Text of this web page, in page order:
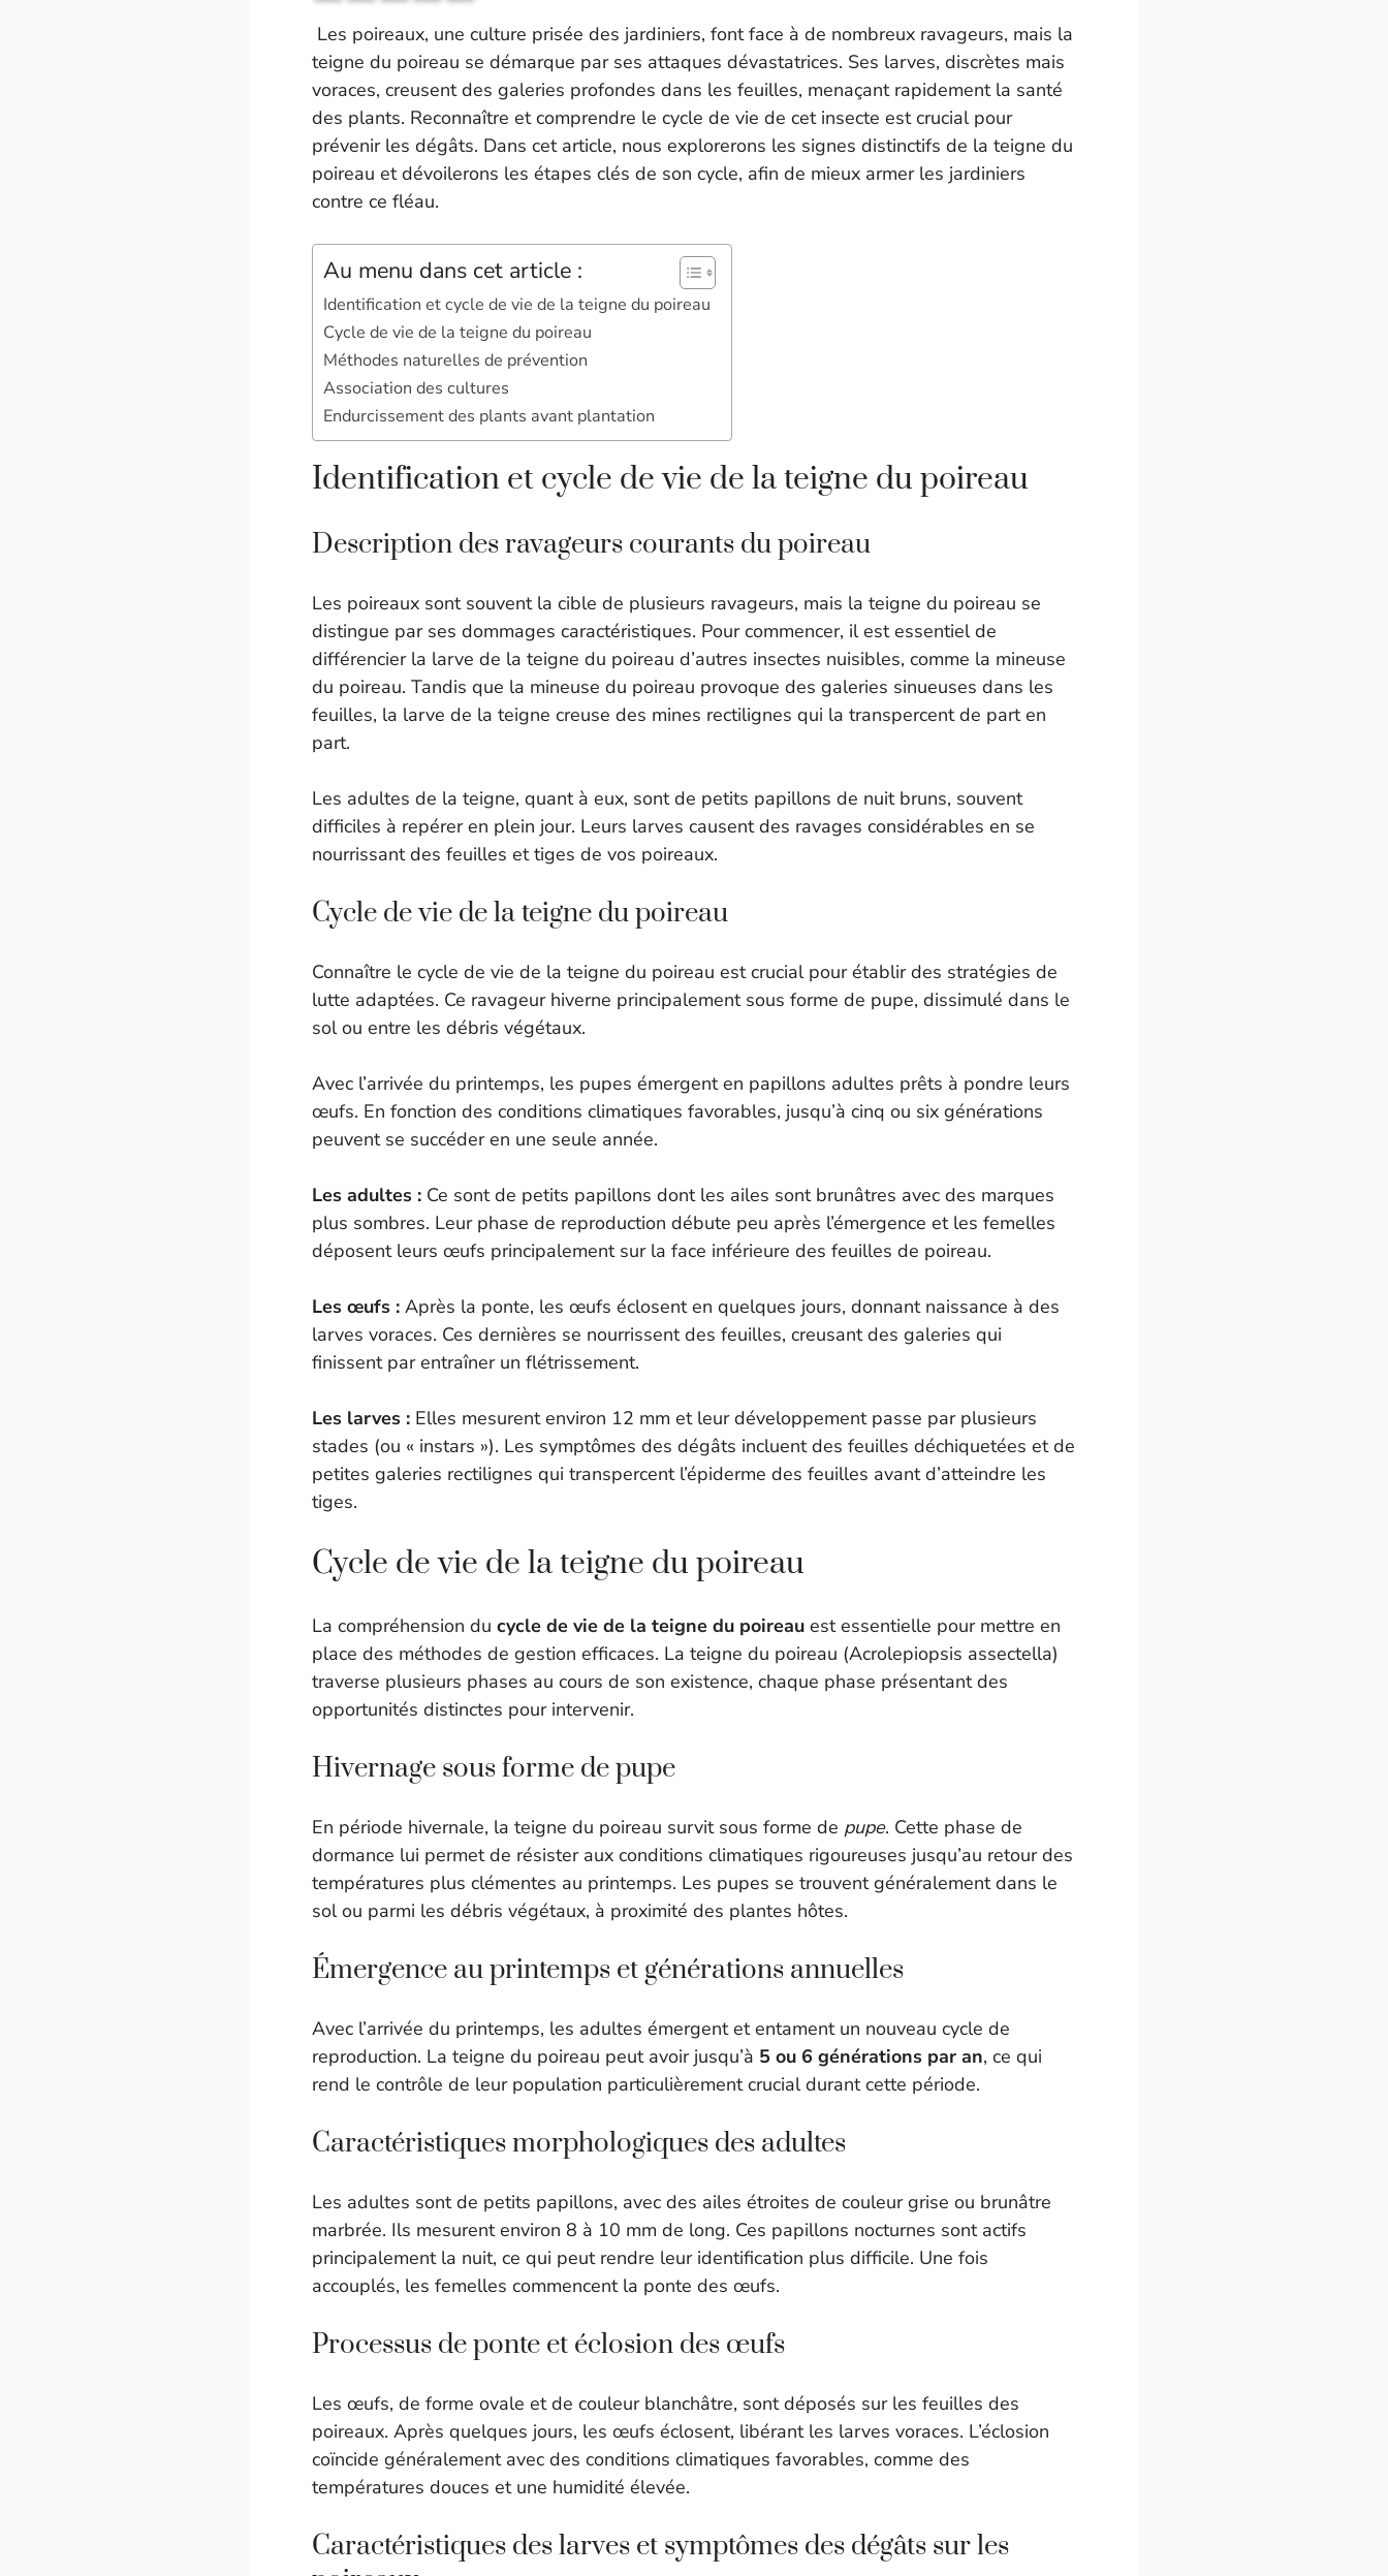
Les poireaux, une culture prisée des jardiniers, font face à de nombreux ravageurs, mais la
teigne du poireau se démarque par ses attaques dévastatrices. Ses larves, discrètes mais
voraces, creusent des galeries profondes dans les feuilles, menaçant rapidement la santé
des plants. Reconnaître et comprendre le cycle de vie de cet insecte est crucial pour
prévenir les dégâts. Dans cet article, nous explorerons les signes distinctifs de la teigne du
poireau et dévoilerons les étapes clés de son cycle, afin de mieux armer les jardiniers
contre ce fléau.
Au menu dans cet article :
Identification et cycle de vie de la teigne du poireau
Cycle de vie de la teigne du poireau
Méthodes naturelles de prévention
Association des cultures
Endurcissement des plants avant plantation
Identification et cycle de vie de la teigne du poireau
Description des ravageurs courants du poireau
Les poireaux sont souvent la cible de plusieurs ravageurs, mais la teigne du poireau se
distingue par ses dommages caractéristiques. Pour commencer, il est essentiel de
différencier la larve de la teigne du poireau d’autres insectes nuisibles, comme la mineuse
du poireau. Tandis que la mineuse du poireau provoque des galeries sinueuses dans les
feuilles, la larve de la teigne creuse des mines rectilignes qui la transpercent de part en
part.
Les adultes de la teigne, quant à eux, sont de petits papillons de nuit bruns, souvent
difficiles à repérer en plein jour. Leurs larves causent des ravages considérables en se
nourrissant des feuilles et tiges de vos poireaux.
Cycle de vie de la teigne du poireau
Connaître le cycle de vie de la teigne du poireau est crucial pour établir des stratégies de
lutte adaptées. Ce ravageur hiverne principalement sous forme de pupe, dissimulé dans le
sol ou entre les débris végétaux.
Avec l’arrivée du printemps, les pupes émergent en papillons adultes prêts à pondre leurs
œufs. En fonction des conditions climatiques favorables, jusqu’à cinq ou six générations
peuvent se succéder en une seule année.
Les adultes : Ce sont de petits papillons dont les ailes sont brunâtres avec des marques
plus sombres. Leur phase de reproduction débute peu après l’émergence et les femelles
déposent leurs œufs principalement sur la face inférieure des feuilles de poireau.
Les œufs : Après la ponte, les œufs éclosent en quelques jours, donnant naissance à des
larves voraces. Ces dernières se nourrissent des feuilles, creusant des galeries qui
finissent par entraîner un flétrissement.
Les larves : Elles mesurent environ 12 mm et leur développement passe par plusieurs
stades (ou « instars »). Les symptômes des dégâts incluent des feuilles déchiquetées et de
petites galeries rectilignes qui transpercent l’épiderme des feuilles avant d’atteindre les
tiges.
Cycle de vie de la teigne du poireau
La compréhension du cycle de vie de la teigne du poireau est essentielle pour mettre en
place des méthodes de gestion efficaces. La teigne du poireau (Acrolepiopsis assectella)
traverse plusieurs phases au cours de son existence, chaque phase présentant des
opportunités distinctes pour intervenir.
Hivernage sous forme de pupe
En période hivernale, la teigne du poireau survit sous forme de pupe. Cette phase de
dormance lui permet de résister aux conditions climatiques rigoureuses jusqu’au retour des
températures plus clémentes au printemps. Les pupes se trouvent généralement dans le
sol ou parmi les débris végétaux, à proximité des plantes hôtes.
Émergence au printemps et générations annuelles
Avec l’arrivée du printemps, les adultes émergent et entament un nouveau cycle de
reproduction. La teigne du poireau peut avoir jusqu’à 5 ou 6 générations par an, ce qui
rend le contrôle de leur population particulièrement crucial durant cette période.
Caractéristiques morphologiques des adultes
Les adultes sont de petits papillons, avec des ailes étroites de couleur grise ou brunâtre
marbrée. Ils mesurent environ 8 à 10 mm de long. Ces papillons nocturnes sont actifs
principalement la nuit, ce qui peut rendre leur identification plus difficile. Une fois
accouplés, les femelles commencent la ponte des œufs.
Processus de ponte et éclosion des œufs
Les œufs, de forme ovale et de couleur blanchâtre, sont déposés sur les feuilles des
poireaux. Après quelques jours, les œufs éclosent, libérant les larves voraces. L’éclosion
coïncide généralement avec des conditions climatiques favorables, comme des
températures douces et une humidité élevée.
Caractéristiques des larves et symptômes des dégâts sur les